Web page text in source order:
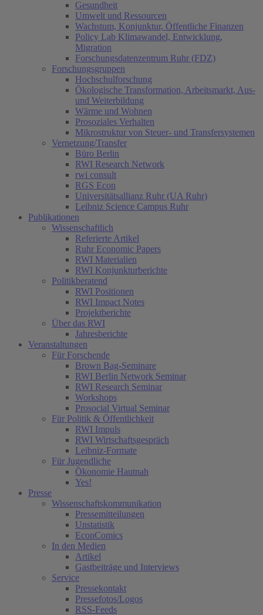
Gesundheit
Umwelt und Ressourcen
Wachstum, Konjunktur, Öffentliche Finanzen
Policy Lab Klimawandel, Entwicklung,
Migration
Forschungsdatenzentrum Ruhr (FDZ)
Forschungsgruppen
Hochschulforschung
Ökologische Transformation, Arbeitsmarkt, Aus-
und Weiterbildung
Wärme und Wohnen
Prosoziales Verhalten
Mikrostruktur von Steuer- und Transfersystemen
Vernetzung/Transfer
Büro Berlin
RWI Research Network
rwi consult
RGS Econ
Universitätsallianz Ruhr (UA Ruhr)
Leibniz Science Campus Ruhr
Publikationen
Wissenschaftlich
Referierte Artikel
Ruhr Economic Papers
RWI Materialien
RWI Konjunkturberichte
Politikberatend
RWI Positionen
RWI Impact Notes
Projektberichte
Über das RWI
Jahresberichte
Veranstaltungen
Für Forschende
Brown Bag-Seminare
RWI Berlin Network Seminar
RWI Research Seminar
Workshops
Prosocial Virtual Seminar
Für Politik & Öffentlichkeit
RWI Impuls
RWI Wirtschaftsgespräch
Leibniz-Formate
Für Jugendliche
Ökonomie Hautnah
Yes!
Presse
Wissenschaftskommunikation
Pressemitteilungen
Unstatistik
EconComics
In den Medien
Artikel
Gastbeiträge und Interviews
Service
Pressekontakt
Pressefotos/Logos
RSS-Feeds